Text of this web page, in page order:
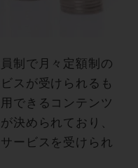
制で月々定額制の
スが受けられるも
できるコンテンツ
決められており、
ービスを受けられ